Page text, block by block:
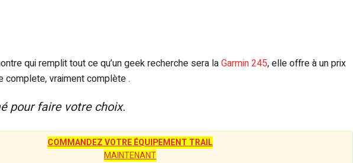
qui remplit tout ce qu’un geek recherche sera laGarmin 245, elle offre à un prix
complete, vraiment complète .
pour faire votre choix.
COMMANDEZ VOTRE ÉQUIPEMENT TRAIL
MAINTENANT